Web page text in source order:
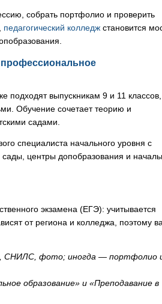
собрать портфолио и проверить
педагогический колледж становится
профессиональное
подходят выпускникам 9 и 11 классов,
Обучение сочетает теорию и
садами.
специалиста начального уровня с
сады, центры допобразования и
экзамена (ЕГЭ): учитывается
от региона и колледжа, поэтому
СНИЛС, фото; иногда — портфолио
образование» и «Преподавание в